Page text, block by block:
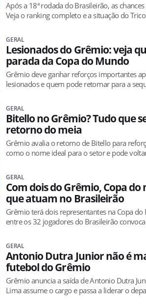
Após a 18ª rodada do Brasileirão, as
Veja o ranking completo e a situação do
GERAL
Lesionados do Grêmio: veja
parada da Copa do Mundo
Grêmio deve ganhar reforços importantes
lesionados e quem pode retornar para a
GERAL
Bitello no Grêmio? Tudo que
retorno do meia
Grêmio avalia o retorno de Bitello para
como o nome ideal para o setor e pode
GERAL
Com dois do Grêmio, Copa
que atuam no Brasileirão
Grêmio terá dois representantes na Copa
entre os 32 jogadores do Brasileirão
GERAL
Antonio Dutra Junior não é
futebol do Grêmio
Grêmio anuncia a saída de Antonio Dutra
Lima assume o cargo e passa a liderar o